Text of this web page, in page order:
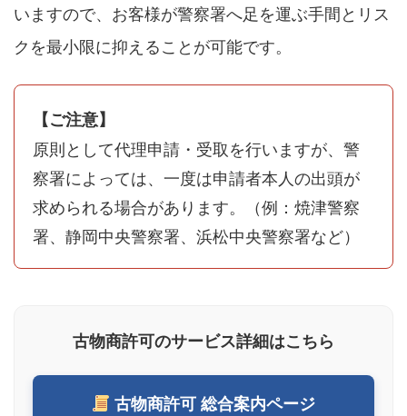
いますので、お客様が警察署へ足を運ぶ手間とリス
クを最小限に抑えることが可能です。
【ご注意】
原則として代理申請・受取を行いますが、警
察署によっては、一度は申請者本人の出頭が
求められる場合があります。（例：焼津警察
署、静岡中央警察署、浜松中央警察署など）
古物商許可のサービス詳細はこちら
古物商許可 総合案内ページ